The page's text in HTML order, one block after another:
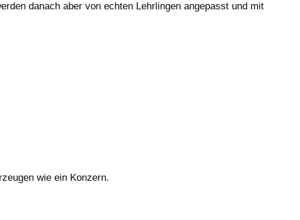
danach aber von echten Lehrlingen angepasst und mit
wie ein Konzern.